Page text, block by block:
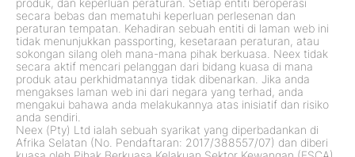
produk, dan keperluan peraturan. Setiap entiti beroperasi
secara bebas dan mematuhi keperluan perlesenan dan
peraturan tempatan. Kehadiran sebuah entiti di laman web ini
tidak menunjukkan passporting, kesetaraan peraturan, atau
sokongan silang oleh mana-mana pihak berkuasa. Neex tidak
secara aktif mencari pelanggan dari bidang kuasa di mana
produk atau perkhidmatannya tidak dibenarkan. Jika anda
mengakses laman web ini dari negara yang terhad, anda
mengakui bahawa anda melakukannya atas inisiatif dan risiko
anda sendiri.
Neex (Pty) Ltd ialah sebuah syarikat yang diperbadankan di
Afrika Selatan (No. Pendaftaran: 2017/388557/07) dan diberi